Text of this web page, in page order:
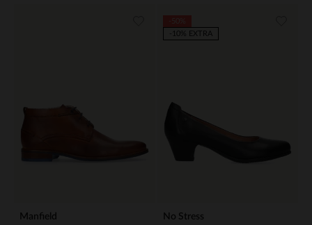
Manfield No Stress
-10% EXTRA